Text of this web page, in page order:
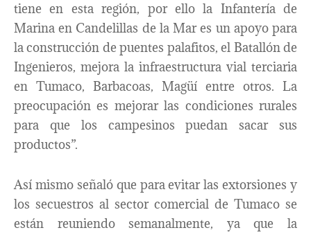
tiene en esta región, por ello la Infantería de
Marina en Candelillas de la Mar es un apoyo para
la construcción de puentes palafitos, el Batallón de
Ingenieros, mejora la infraestructura vial terciaria
en Tumaco, Barbacoas, Magüí entre otros. La
preocupación es mejorar las condiciones rurales
para que los campesinos puedan sacar sus
productos”.
Así mismo señaló que para evitar las extorsiones y
los secuestros al sector comercial de Tumaco se
están reuniendo semanalmente, ya que la